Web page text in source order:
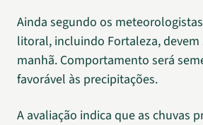
Ainda segundo os
litoral, incluindo Fortaleza,
manhã. Comportamento será
favorável às precipitações.
A avaliação indica que as chuvas